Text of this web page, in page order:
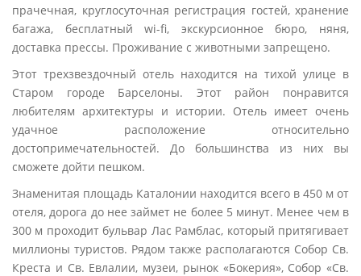
прачечная, круглосуточная регистрация гостей, хранение
багажа, бесплатный wi-fi, экскурсионное бюро, няня,
доставка прессы. Проживание с животными запрещено.
Этот трехзвездочный отель находится на тихой улице в
Старом городе Барселоны. Этот район понравится
любителям архитектуры и истории. Отель имеет очень
удачное расположение относительно
достопримечательностей. До большинства из них вы
сможете дойти пешком.
Знаменитая площадь Каталонии находится всего в 450 м от
отеля, дорога до нее займет не более 5 минут. Менее чем в
300 м проходит бульвар Лас Рамблас, который притягивает
миллионы туристов. Рядом также располагаются Собор Св.
Крeста и Св. Евлалии, музеи, рынок «Бокeрия», Собор «Св.